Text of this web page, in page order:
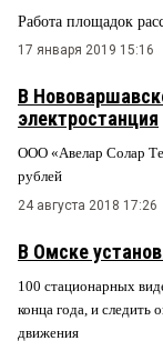
Работа площадок
17 января 2019 15:16
В
электростанция
ООО «Авелар Солар
рублей
24 августа 2018 17:26
В Омске
100 стационарных
конца года, и следить
движения